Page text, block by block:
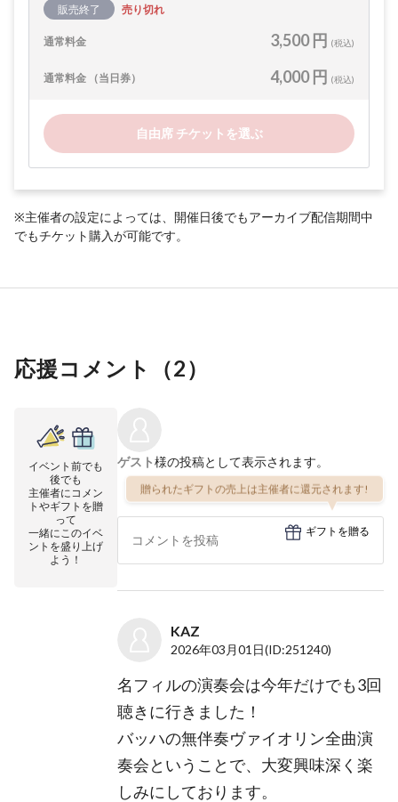
販売終了 売り切れ
通常料金 3,500 円 (税込)
通常料金 （当日券） 4,000 円 (税込)
自由席 チケットを選ぶ
※主催者の設定によっては、開催日後でもアーカイブ配信期間中
でもチケット購入が可能です。
応援コメント（2）
イベント前でも
後でも
主催者にコメン
トやギフトを贈
って
一緒にこのイベ
ントを盛り上げ
よう！
ゲスト様の投稿として表示されます。
贈られたギフトの売上は主催者に還元されます!
ギフトを贈る
KAZ
2026年03月01日(ID:251240)
名フィルの演奏会は今年だけでも3回
聴きに行きました！
バッハの無伴奏ヴァイオリン全曲演
奏会ということで、大変興味深く楽
しみにしております。